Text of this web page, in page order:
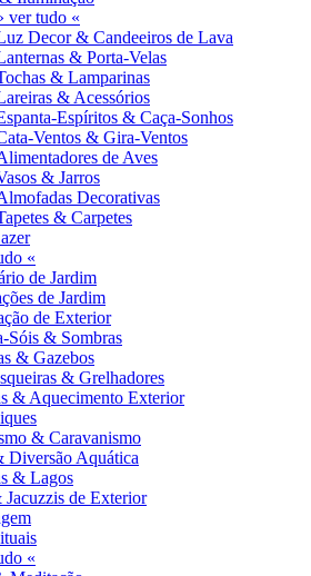
ver tudo «
Decor & Candeeiros de Lava
& Porta-Velas
& Lamparinas
& Acessórios
Espíritos & Caça-Sonhos
Ventos & Gira-Ventos
de Aves
& Jarros
Decorativas
& Carpetes
«
de Jardim
de Jardim
de Exterior
Sóis & Sombras
& Gazebos
& Grelhadores
& Aquecimento Exterior
& Caravanismo
Diversão Aquática
& Lagos
Jacuzzis de Exterior
«